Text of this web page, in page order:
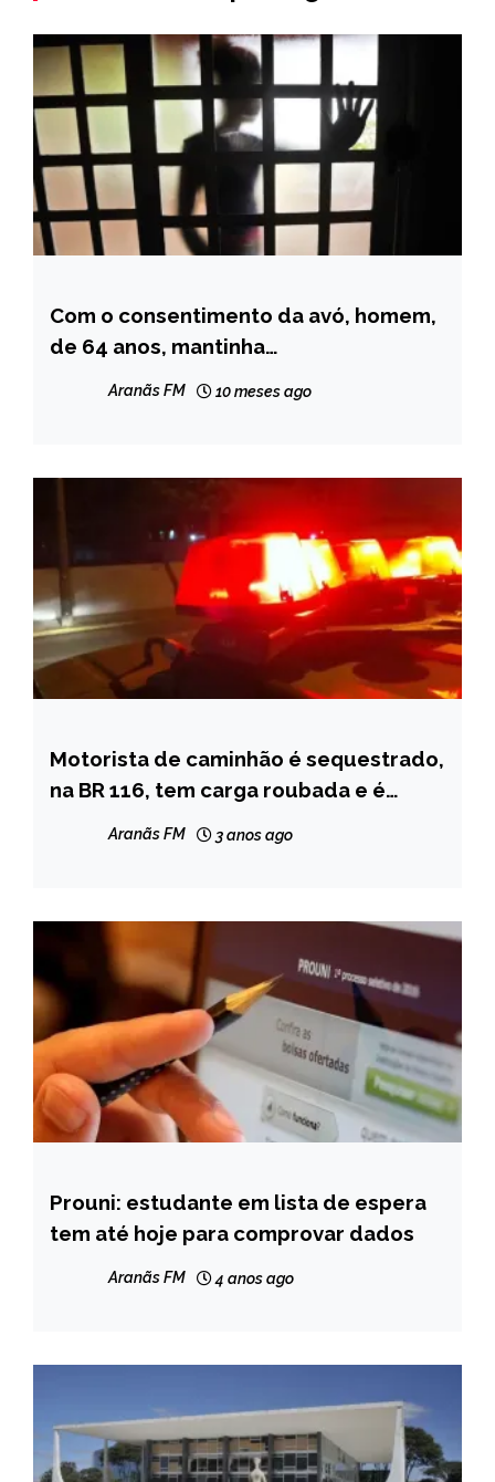
MINAS
GERAIS
NOTÍCIAS
Com o consentimento da avó, homem,
de 64 anos, mantinha
Aranãs FM 10 meses ago
MINAS
GERAIS
NOTÍCIAS
Motorista de caminhão é sequestrado,
na BR 116, tem carga roubada e é
Aranãs FM 3 anos ago
BRASIL
NOTÍCIAS
Prouni: estudante em lista de espera
tem até hoje para comprovar dados
Aranãs FM 4 anos ago